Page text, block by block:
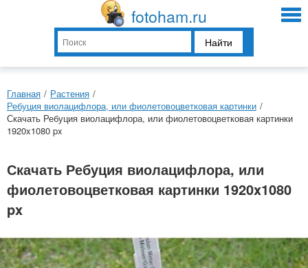
fotoham.ru
Найти
Главная / Растения /
Ребуция виолацифлора, или фиолетовоцветковая картинки /
Скачать Ребуция виолацифлора, или фиолетовоцветковая картинки
1920x1080 px
Скачать Ребуция виолацифлора, или
фиолетовоцветковая картинки 1920x1080
px